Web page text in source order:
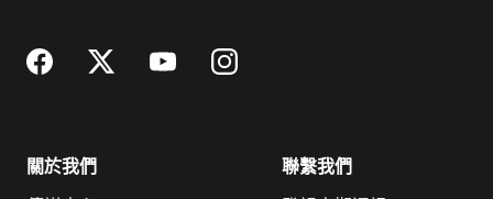
關於我們 聯繫我們